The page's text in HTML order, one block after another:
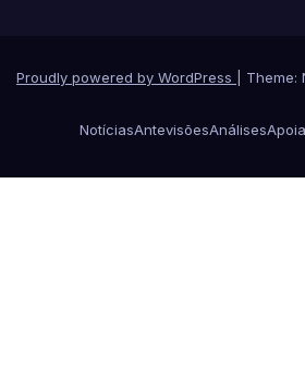
Proudly powered by WordPress Theme:
NotíciasAntevisõesAnálises